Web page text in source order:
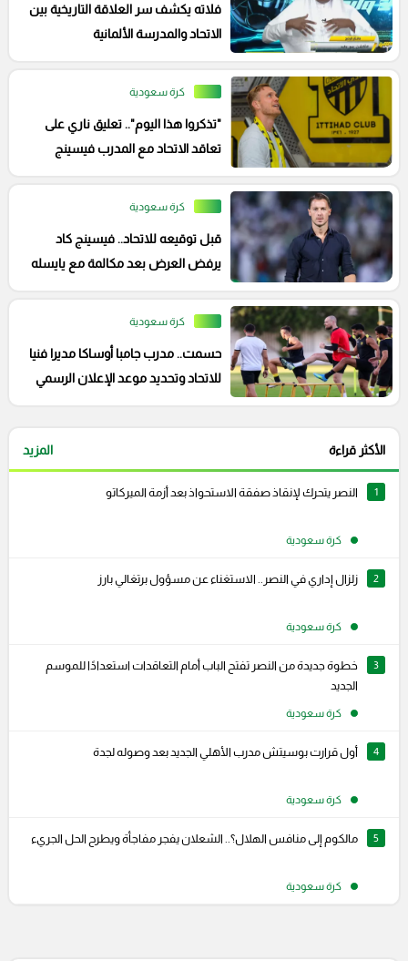
فلاته يكشف سر العلاقة التاريخية بين
الاتحاد والمدرسة الألمانية
كرة سعودية
"تذكروا هذا اليوم".. تعليق ناري على
تعاقد الاتحاد مع المدرب فيسينج
كرة سعودية
قبل توقيعه للاتحاد.. فيسينج كاد
يرفض العرض بعد مكالمة مع يايسله
كرة سعودية
حسمت.. مدرب جامبا أوساكا مديرا فنيا
للاتحاد وتحديد موعد الإعلان الرسمي
الأكثر قراءة المزيد
1 النصر يتحرك لإنقاذ صفقة الاستحواذ بعد أزمة الميركاتو
كرة سعودية
2 زلزال إداري في النصر.. الاستغناء عن مسؤول برتغالي بارز
كرة سعودية
3
خطوة جديدة من النصر تفتح الباب أمام التعاقدات استعدادًا للموسم
الجديد
كرة سعودية
4 أول قرارت بوسيتش مدرب الأهلي الجديد بعد وصوله لجدة
كرة سعودية
5 مالكوم إلى منافس الهلال؟.. الشعلان يفجر مفاجأة ويطرح الحل الجريء
كرة سعودية